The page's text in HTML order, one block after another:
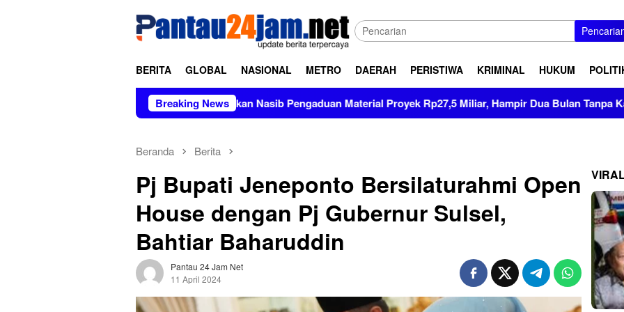
BERITA GLOBAL NASIONAL METRO DAERAH PERISTIWA KRIMINAL HUKUM
Breaking News
LHI Pertanyakan Nasib Pengaduan Material Proyek Rp27,5 Miliar, Hampir Dua Bulan Tanpa Kabar di
Beranda Berita
Pj Bupati Jeneponto Bersilaturahmi Open
House dengan Pj Gubernur Sulsel,
Bahtiar Baharuddin
Pantau 24 Jam Net
11 April 2024